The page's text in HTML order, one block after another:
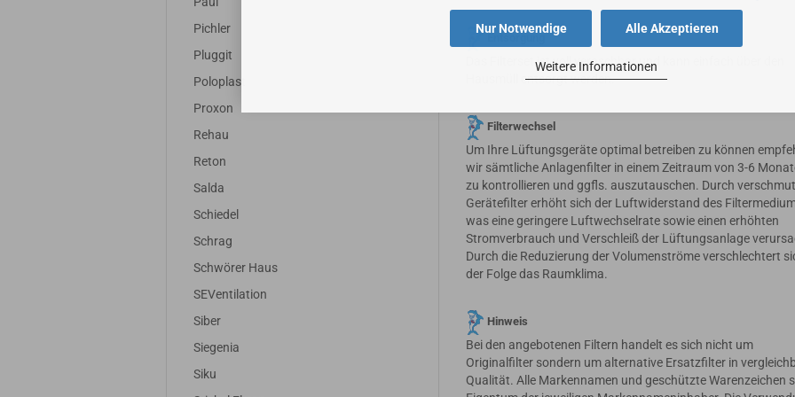
Alle Akzeptieren
Nur Notwendige
Weitere Informationen
Das Filterset ist voll veraschbar und kann einfach über den
Hausmüll entsorgt werden.
Filterwechsel
Um Ihre Lüftungsgeräte optimal betreiben zu können
wir sämtliche Anlagenfilter in einem Zeitraum von 3-6
zu kontrollieren und ggfls. auszutauschen. Durch
Gerätefilter erhöht sich der Luftwiderstand des
was eine geringere Luftwechselrate sowie einen erhöhten
Stromverbrauch und Verschleiß der Lüftungsanlage
Durch die Reduzierung der Volumenströme verschlechtert
der Folge das Raumklima.
Hinweis
Bei den angebotenen Filtern handelt es sich nicht um
Originalfilter sondern um alternative Ersatzfilter in
Qualität. Alle Markennamen und geschützte Warenzeichen
Pichler
Pluggit
Poloplast
Proxon
Rehau
Reton
Salda
Schiedel
Schrag
Schwörer Haus
SEVentilation
Siber
Siegenia
Siku